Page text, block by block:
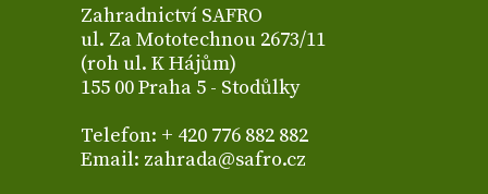
Zahradnictví SAFRO
ul. Za Mototechnou 2673/11
(roh ul. K Hájům)
155 00 Praha 5 - Stodůlky
Telefon: + 420 776 882 882
Email: zahrada@safro.cz